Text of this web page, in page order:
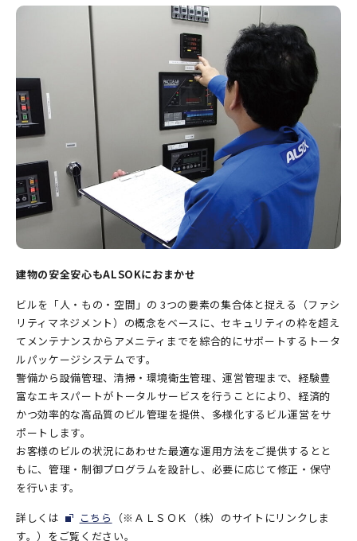
建物の安全安心もALSOKにおまかせ
ビルを「人・もの・空間」の 3つの要素の集合体と捉える（ファシ
リティマネジメント）の概念をベースに、セキュリティの枠を超え
てメンテナンスからアメニティまでを綜合的にサポートするトータ
ルパッケージシステムです。
警備から設備管理、清掃・環境衛生管理、運営管理まで、経験豊
富なエキスパートがトータルサービスを行うことにより、経済的
かつ効率的な高品質のビル管理を提供、多様化するビル運営をサ
ポートします。
お客様のビルの状況にあわせた最適な運用方法をご提供するとと
もに、管理・制御プログラムを設計し、必要に応じて修正・保守
を行います。
詳しくは
こちら
（※ＡＬＳＯＫ（株）のサイトにリンクしま
す。）をご覧ください。